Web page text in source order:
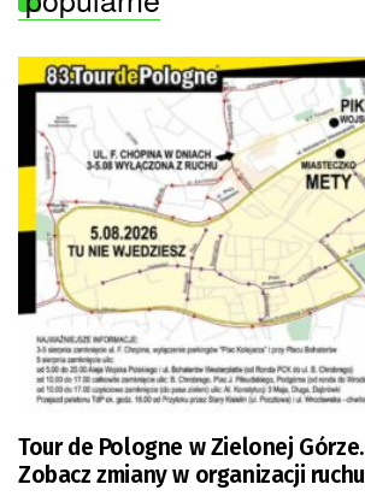
Tour de Pologne w Zielonej Górze.
Zobacz zmiany w organizacji ruchu